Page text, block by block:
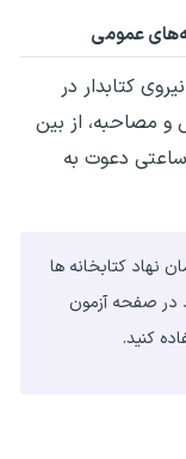
عمومی
کتابدار در
و مصاحبه، از بین
ساعتی دعوت به
نهاد کتابخانه ها
در صفحه آزمون
کنید.